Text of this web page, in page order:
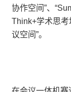
协作空间”、
Think+学术思考
议空间”。